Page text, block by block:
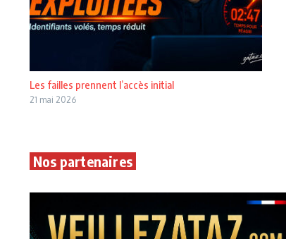
Les failles prennent l’accès initial
21 mai 2026
Nos partenaires